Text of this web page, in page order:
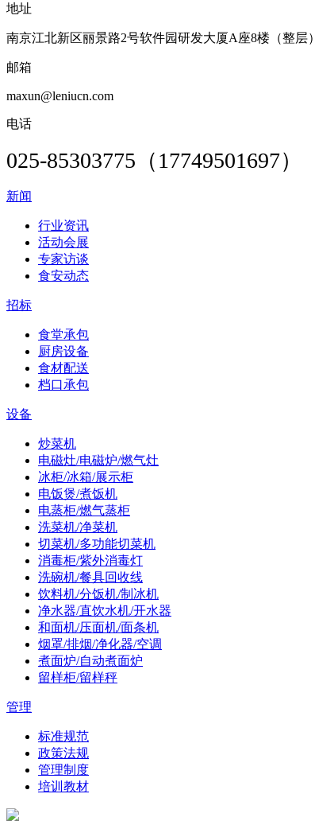
地址
南京江北新区丽景路2号软件园研发大厦A座8楼（整层）
邮箱
maxun@leniucn.com
电话
025-85303775（17749501697）
新闻
行业资讯
活动会展
专家访谈
食安动态
招标
食堂承包
厨房设备
食材配送
档口承包
设备
炒菜机
电磁灶/电磁炉/燃气灶
冰柜/冰箱/展示柜
电饭煲/煮饭机
电蒸柜/燃气蒸柜
洗菜机/净菜机
切菜机/多功能切菜机
消毒柜/紫外消毒灯
洗碗机/餐具回收线
饮料机/分饭机/制冰机
净水器/直饮水机/开水器
和面机/压面机/面条机
烟罩/排烟/净化器/空调
煮面炉/自动煮面炉
留样柜/留样秤
管理
标准规范
政策法规
管理制度
培训教材